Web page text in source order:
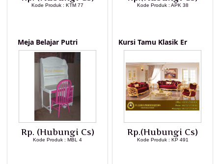
Kode Produk : KTM 77 Kode Produk : APK 38
Meja Belajar Putri
Rp. (Hubungi Cs)
Kode Produk : MBL 4
Kursi Tamu Klasik Er
Rp.(Hubungi Cs)
Kode Produk : KP 491